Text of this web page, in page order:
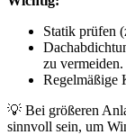
Statik prüfen
zu vermeiden.
Regelmäßige
💡 Bei größeren
sinnvoll sein, um